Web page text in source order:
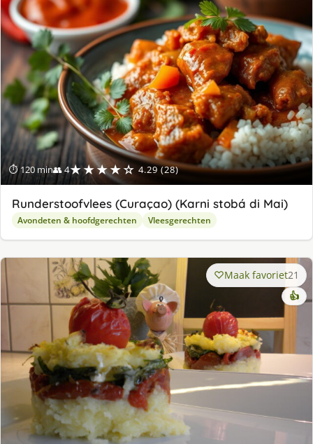
⏱ 120 min👥 4★★★★☆ 4.29 (28)
Runderstoofvlees (Curaçao) (Karni stobá di Mai)
Avondeten & hoofdgerechten Vleesgerechten
Maak favoriet21
👍